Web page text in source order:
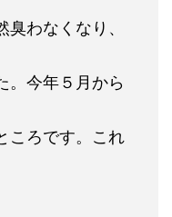
わなくなり、
。今年５月から
ころです。これ